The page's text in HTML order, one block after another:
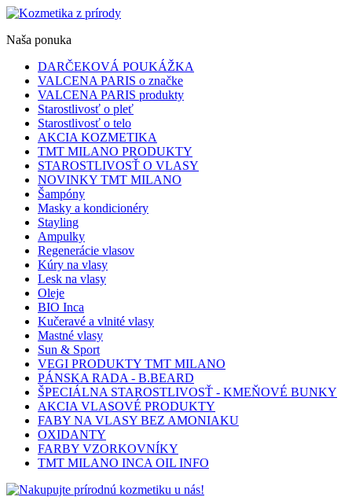
Naša ponuka
DARČEKOVÁ POUKÁŽKA
VALCENA PARIS o značke
VALCENA PARIS produkty
Starostlivosť o pleť
Starostlivosť o telo
AKCIA KOZMETIKA
TMT MILANO PRODUKTY
STAROSTLIVOSŤ O VLASY
NOVINKY TMT MILANO
Šampóny
Masky a kondicionéry
Stayling
Ampulky
Regenerácie vlasov
Kúry na vlasy
Lesk na vlasy
Oleje
BIO Inca
Kučeravé a vlnité vlasy
Mastné vlasy
Sun & Sport
VEGI PRODUKTY TMT MILANO
PÁNSKA RADA - B.BEARD
ŠPECIÁLNA STAROSTLIVOSŤ - KMEŇOVÉ BUNKY
AKCIA VLASOVÉ PRODUKTY
FABY NA VLASY BEZ AMONIAKU
OXIDANTY
FARBY VZORKOVNÍKY
TMT MILANO INCA OIL INFO